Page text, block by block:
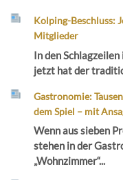
Kolping-Beschluss:
Mitglieder
In den
jetzt hat der
Gastronomie:
dem Spiel – mit
Wenn aus sieben
stehen in der
„Wohnzimmer“...